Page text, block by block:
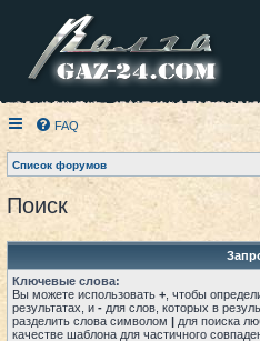
FAQ
Список форумов
Поиск
Ключевые слова:
Вы можете использовать + , чтобы
результатах, и - для слов, которых в
разделить слова символом | для поиска
качестве шаблона для частичного